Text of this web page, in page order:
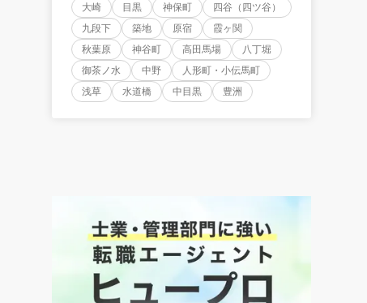
大崎
目黒 神保町
四谷（四ツ谷）
九段下
築地 原宿
霞ヶ関
秋葉原
神谷町 高田馬場
八丁堀
御茶ノ水
中野
人形町・小伝馬町
浅草
水道橋 中目黒 豊洲